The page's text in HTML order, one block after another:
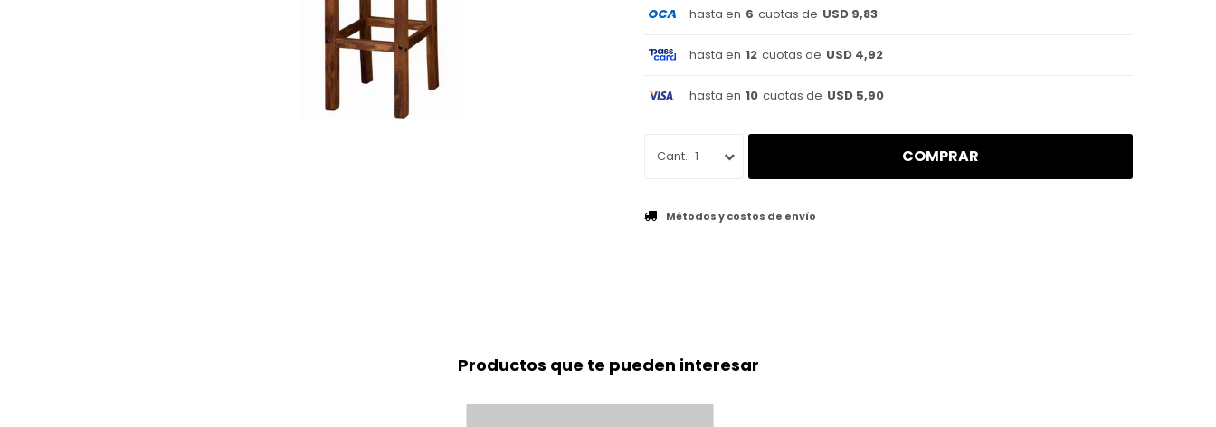
hasta en 6 cuotas de USD 9,83
hasta en 12 cuotas de USD 4,92
hasta en 10 cuotas de USD 5,90
1 COMPRAR
Métodos y costos de envío
Productos que te pueden interesar